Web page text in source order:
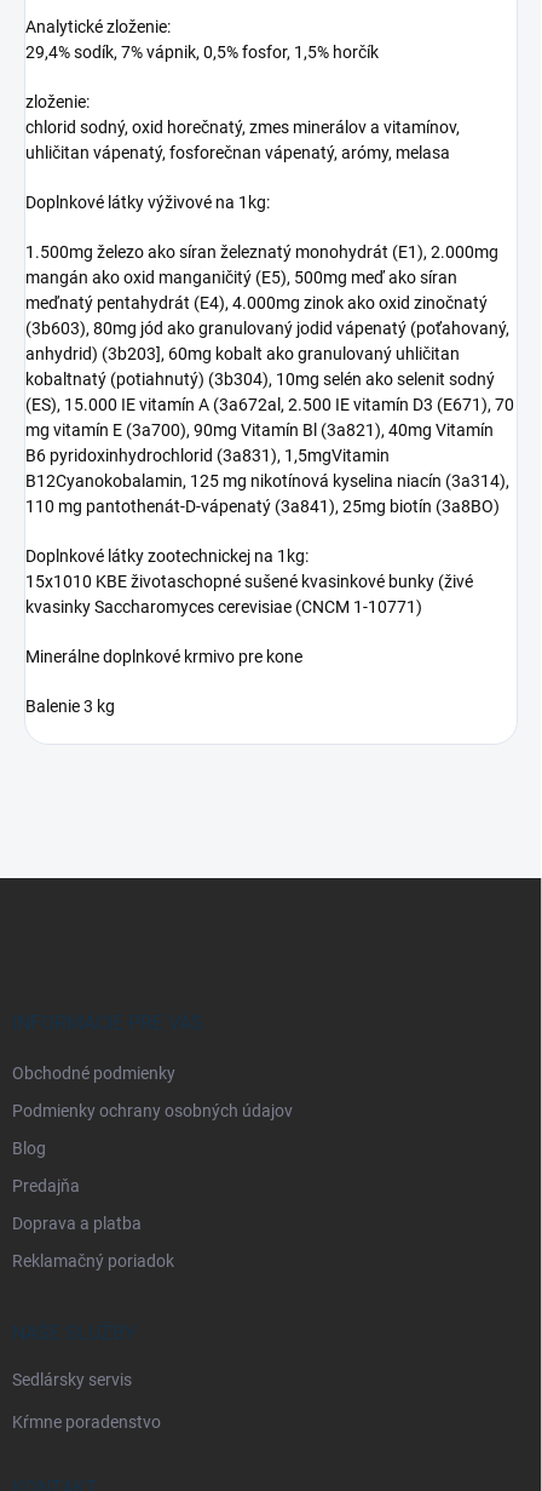
Analytické zloženie:
29,4% sodík, 7% vápnik, 0,5% fosfor, 1,5% horčík
zloženie:
chlorid sodný, oxid horečnatý, zmes minerálov a vitamínov,
uhličitan vápenatý, fosforečnan vápenatý, arómy, melasa
Doplnkové látky výživové na 1kg:
1.500mg železo ako síran železnatý monohydrát (E1), 2.000mg
mangán ako oxid manganičitý (E5), 500mg meď ako síran
meďnatý pentahydrát (E4), 4.000mg zinok ako oxid zinočnatý
(3b603), 80mg jód ako granulovaný jodid vápenatý (poťahovaný,
anhydrid) (3b203], 60mg kobalt ako granulovaný uhličitan
kobaltnatý (potiahnutý) (3b304), 10mg selén ako selenit sodný
(ES), 15.000 IE vitamín A (3a672al, 2.500 IE vitamín D3 (E671), 70
mg vitamín E (3a700), 90mg Vitamín Bl (3a821), 40mg Vitamín
B6 pyridoxinhydrochlorid (3a831), 1,5mgVitamin
B12Cyanokobalamin, 125 mg nikotínová kyselina niacín (3a314),
110 mg pantothenát-D-vápenatý (3a841), 25mg biotín (3a8BO)
Doplnkové látky zootechnickej na 1kg:
15x1010 KBE životaschopné sušené kvasinkové bunky (živé
kvasinky Saccharomyces cerevisiae (CNCM 1-10771)
Minerálne doplnkové krmivo pre kone
Balenie 3 kg
INFORMÁCIE PRE VÁS
Obchodné podmienky
Podmienky ochrany osobných údajov
Blog
Predajňa
Doprava a platba
Reklamačný poriadok
NAŠE SLUŽBY
Sedlársky servis
Kŕmne poradenstvo